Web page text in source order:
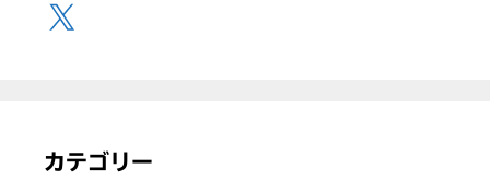
X
カテゴリー